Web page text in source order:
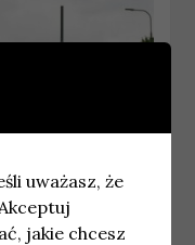
uważasz, że
jakie chcesz